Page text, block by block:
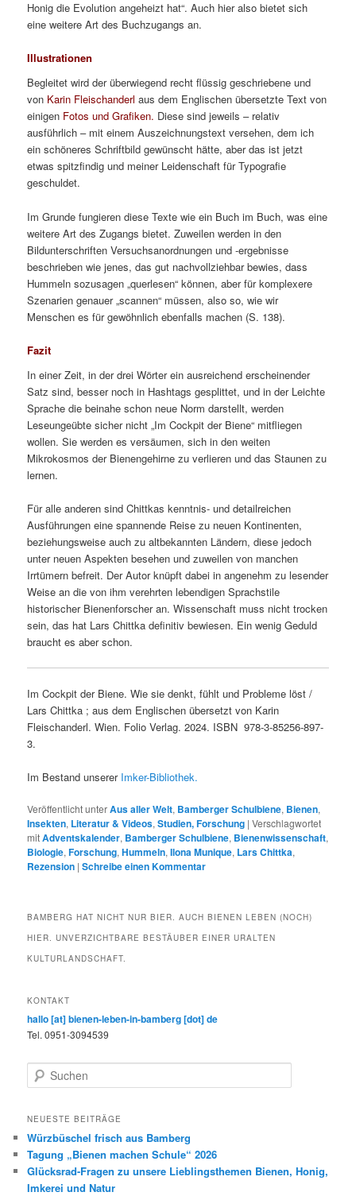
Honig die Evolution angeheizt hat“. Auch hier also bietet sich
eine weitere Art des Buchzugangs an.
Illustrationen
Begleitet wird der überwiegend recht flüssig geschriebene und
von Karin Fleischanderl aus dem Englischen übersetzte Text von
einigen Fotos und Grafiken. Diese sind jeweils – relativ
ausführlich – mit einem Auszeichnungstext versehen, dem ich
ein schöneres Schriftbild gewünscht hätte, aber das ist jetzt
etwas spitzfindig und meiner Leidenschaft für Typografie
geschuldet.
Im Grunde fungieren diese Texte wie ein Buch im Buch, was eine
weitere Art des Zugangs bietet. Zuweilen werden in den
Bildunterschriften Versuchsanordnungen und -ergebnisse
beschrieben wie jenes, das gut nachvollziehbar bewies, dass
Hummeln sozusagen „querlesen“ können, aber für komplexere
Szenarien genauer „scannen“ müssen, also so, wie wir
Menschen es für gewöhnlich ebenfalls machen (S. 138).
Fazit
In einer Zeit, in der drei Wörter ein ausreichend erscheinender
Satz sind, besser noch in Hashtags gesplittet, und in der Leichte
Sprache die beinahe schon neue Norm darstellt, werden
Leseungeübte sicher nicht „Im Cockpit der Biene“ mitfliegen
wollen. Sie werden es versäumen, sich in den weiten
Mikrokosmos der Bienengehirne zu verlieren und das Staunen zu
lernen.
Für alle anderen sind Chittkas kenntnis- und detailreichen
Ausführungen eine spannende Reise zu neuen Kontinenten,
beziehungsweise auch zu altbekannten Ländern, diese jedoch
unter neuen Aspekten besehen und zuweilen von manchen
Irrtümern befreit. Der Autor knüpft dabei in angenehm zu lesender
Weise an die von ihm verehrten lebendigen Sprachstile
historischer Bienenforscher an. Wissenschaft muss nicht trocken
sein, das hat Lars Chittka definitiv bewiesen. Ein wenig Geduld
braucht es aber schon.
Im Cockpit der Biene. Wie sie denkt, fühlt und Probleme löst /
Lars Chittka ; aus dem Englischen übersetzt von Karin
Fleischanderl. Wien. Folio Verlag. 2024. ISBN 978-3-85256-897-
3.
Im Bestand unserer Imker-Bibliothek.
Veröffentlicht unterAus aller Welt, Bamberger Schulbiene, Bienen,
Insekten, Literatur & Videos,Studien, Forschung |Verschlagwortet
mitAdventskalender, Bamberger Schulbiene, Bienenwissenschaft,
Biologie,Forschung,Hummeln,Ilona Munique, Lars Chittka,
Rezension |Schreibe einen Kommentar
BAMBERG HAT NICHT NUR BIER. AUCH BIENEN LEBEN (NOCH)
HIER. UNVERZICHTBARE BESTÄUBER EINER URALTEN
KULTURLANDSCHAFT.
KONTAKT
hallo [at] bienen-leben-in-bamberg [dot] de
Tel. 0951-3094539
u
h
n
NEUESTE BEITRÄGE
Würzbüschel frisch aus Bamberg
Tagung „Bienen machen Schule“ 2026
Glücksrad-Fragen zu unsere Lieblingsthemen Bienen, Honig,
Imkerei und Natur